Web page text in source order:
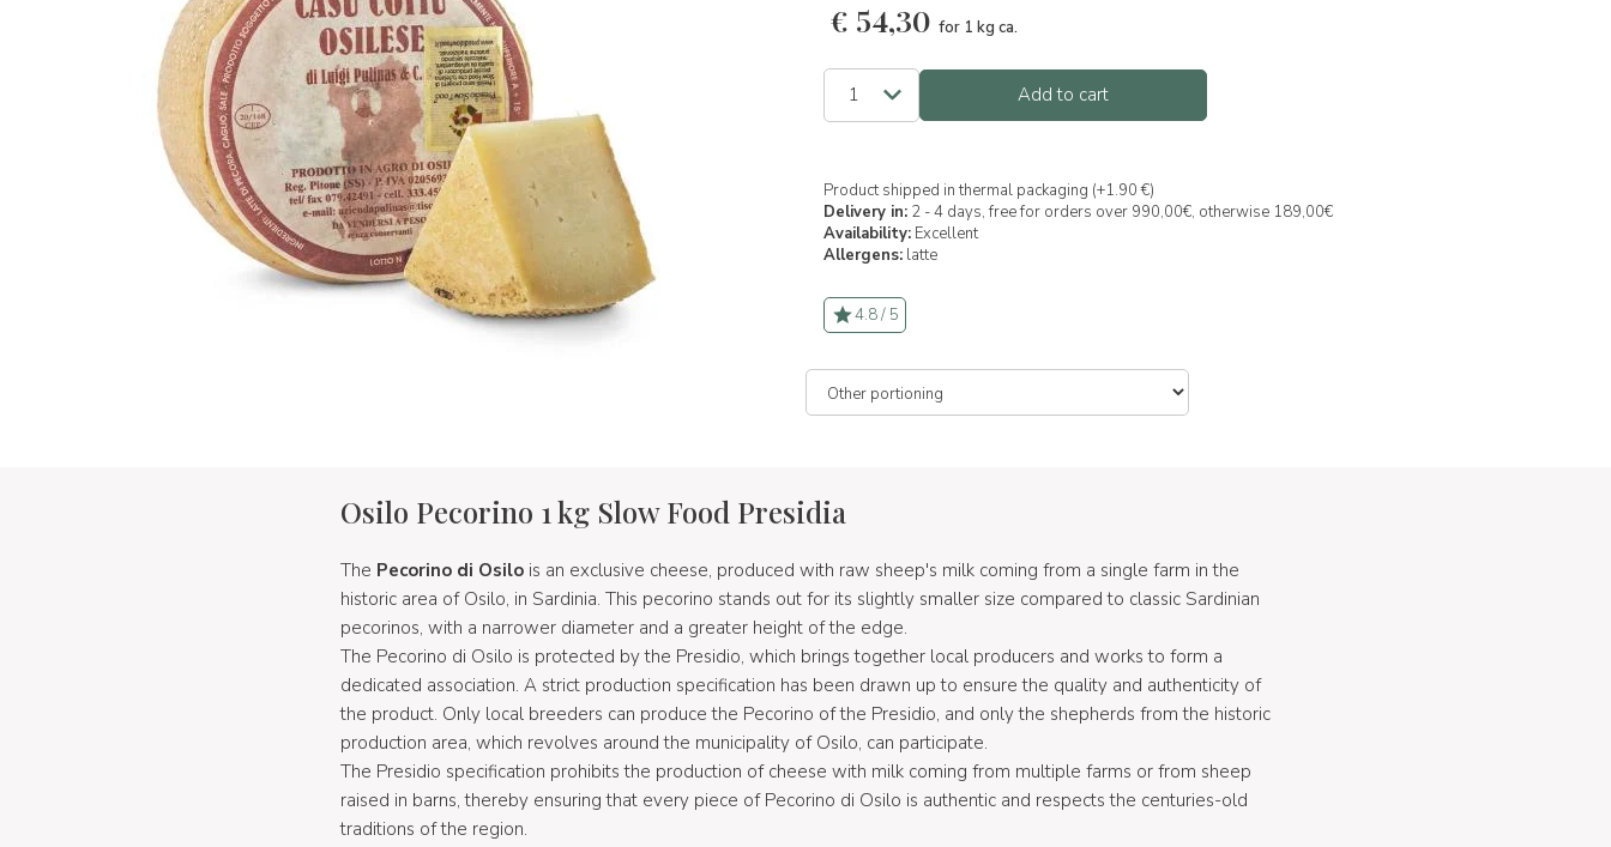
€ 54,30 for 1 kg ca.
Add to cart
Product shipped in thermal packaging (+1.90 €)
Delivery in: 2 - 4 days, free for orders over 990,00€, otherwise 189,00€
Availability: Excellent
Allergens: latte
4.8 / 5
Osilo Pecorino 1 kg Slow Food Presidia
The Pecorino di Osilois an exclusive cheese, produced with raw sheep's milk coming from a single farm in the
historic area of Osilo, in Sardinia. This pecorino stands out for its slightly smaller size compared to classic Sardinian
pecorinos, with a narrower diameter and a greater height of the edge.
The Pecorino di Osilo is protected by the Presidio, which brings together local producers and works to form a
dedicated association. A strict production specification has been drawn up to ensure the quality and authenticity of
the product. Only local breeders can produce the Pecorino of the Presidio, and only the shepherds from the historic
production area, which revolves around the municipality of Osilo, can participate.
The Presidio specification prohibits the production of cheese with milk coming from multiple farms or from sheep
raised in barns, thereby ensuring that every piece of Pecorino di Osilo is authentic and respects the centuries-old
traditions of the region.